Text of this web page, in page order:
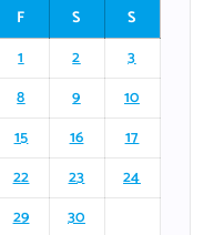
F S
S
1
2
3
8 9
10
15 16
17
22 23
24
29
30